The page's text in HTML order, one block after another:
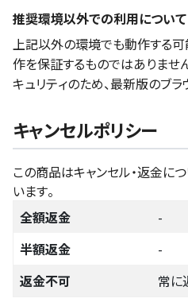
推奨環境以外での利用について
上記以外の環境でも動作する
作を保証するものではありませ
キュリティのため、最新版のブ
キャンセルポリシー
この商品はキャンセル・返金に
います。
全額返金
-
半額返金
-
返金不可
常に